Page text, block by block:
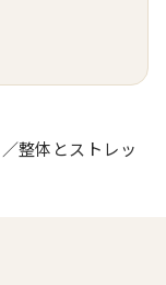
／整体とストレッ